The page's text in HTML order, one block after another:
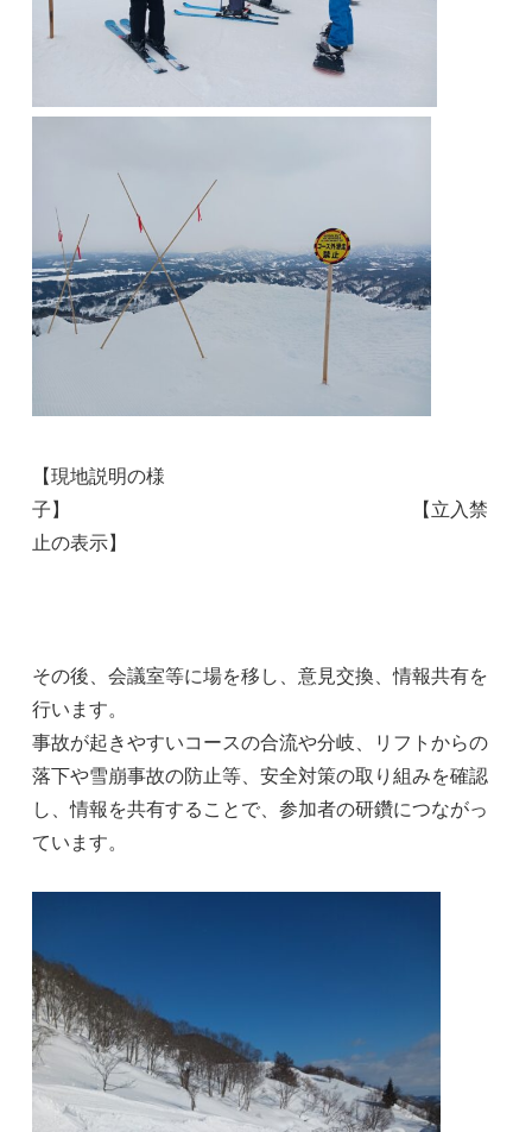
【現地説明の様
子】 【立入禁
止の表示】
その後、会議室等に場を移し、意見交換、情報共有を
行います。
事故が起きやすいコースの合流や分岐、リフトからの
落下や雪崩事故の防止等、安全対策の取り組みを確認
し、情報を共有することで、参加者の研鑽につながっ
ています。